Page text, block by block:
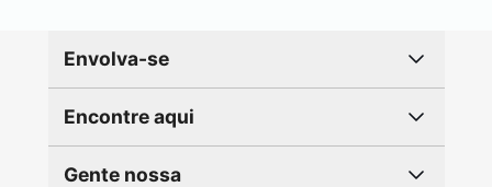
Envolva-se
Encontre aqui
Gente nossa